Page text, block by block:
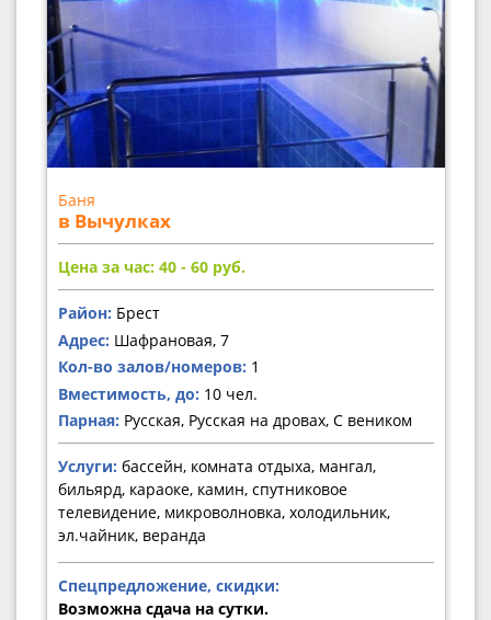
Баня
в Вычулках
Цена за час: 40 - 60 руб.
Район: Брест
Адрес: Шафрановая, 7
Кол-во залов/номеров: 1
Вместимость, до: 10 чел.
Парная: Русская, Русская на дровах, С веником
Услуги: бассейн, комната отдыха, мангал,
бильярд, караоке, камин, спутниковое
телевидение, микроволновка, холодильник,
эл.чайник, веранда
Спецпредложение, скидки:
Возможна сдача на сутки.